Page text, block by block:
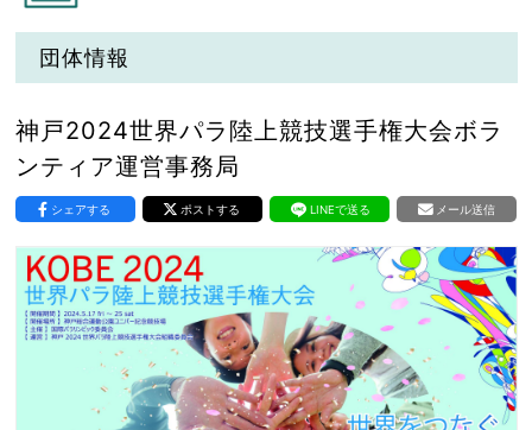
団体情報
神戸2024世界パラ陸上競技選手権大会ボラ
ンティア運営事務局
シェアする ポストする LINEで送る メール送信